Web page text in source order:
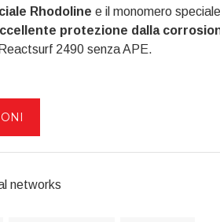
Rhodoline e il monomero
protezione dalla
2490 senza APE.
networks